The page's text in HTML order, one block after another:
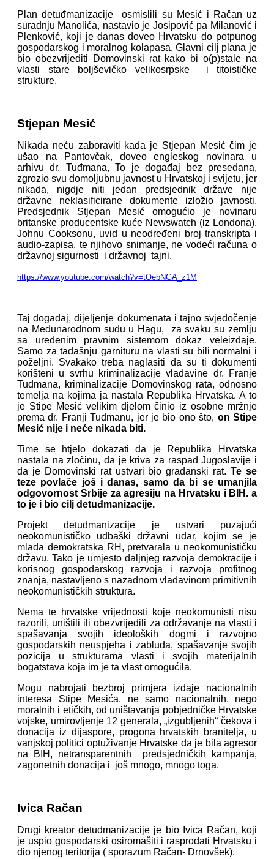
Plan detuđmanizacije osmislili su Mesić i Račan uz
suradnju Manolića, nastavio je Josipović pa Milanović i
Plenković, koji je danas doveo Hrvatsku do potpunog
gospodarskog i moralnog kolapasa. Glavni cilj plana je
bio obezvrijediti Domovinski rat kako bi o(p)stale na
vlasti stare boljševičko velikosrpske i titoističke
strukture.
Stjepan Mesić
Nikada neću zaboraviti kada je Stjepan Mesić čim je
ušao na Pantovčak, doveo engleskog novinara u
arhivu dr. Tuđmana, To je događaj bez presedana,
zgrozio svu domoljubnu javnost u Hrvatskoj i svijetu, jer
nikada, nigdje niti jedan predsjednik države nije
državne neklasificirane dokumente izložio javnosti.
Predsjednik Stjepan Mesić omogućio je novinaru
britanske producentske kuće Newswatch (iz Londona),
Johnu Cooksonu, uvid u neodređeni broj transkripta i
audio-zapisa, te njihovo snimanje, ne vodeći računa o
državnoj sigurnosti i državnoj tajni.
https://www.youtube.com/watch?v=tOebNGA_z1M
Taj događaj, dijeljenje dokumenata i tajno svjedočenje
na Međunarodnom sudu u Hagu, za svaku su zemlju
sa uređenim pravnim sistemom dokaz veleizdaje.
Samo za tadašnju garnituru na vlasti su bili normalni i
poželjni. Svakako treba naglasiti da su ti dokumenti
korišteni u svrhu kriminalizacije vladavine dr. Franje
Tuđmana, kriminalizacije Domovinskog rata, odnosno
temelja na kojima ja nastala Republika Hrvatska. A to
je Stipe Mesić velikim djelom činio iz osobne mržnje
prema dr. Franji Tuđmanu, jer je bio ono što, on Stipe
Mesić nije i neće nikada biti.
Time se htjelo dokazati da je Republika Hrvatska
nastala na zločinu, da je kriva za raspad Jugoslavije i
da je Domovinski rat ustvari bio građanski rat.Te se
teze povlače još i danas, samo da bi se umanjila
odgovornost Srbije za agresiju na Hrvatsku i BIH. a
to je i bio cilj detuđmanizacije.
Projekt detuđmanizacije je ustvari puzajući
neokomunističko udbaški državni udar, kojim se je
mlada demokratska RH, pretvarala u neokomunističku
državu. Tako je umjesto daljnjeg razvoja demokracije i
korisnog gospodarskog razvoja i razvoja profitnog
znanja, nastavljeno s nazadnom vladavinom primitivnih
neokomunističkih struktura.
Nema te hrvatske vrijednosti koje neokomunisti nisu
razorili, uništili ili obezvrijedili za održavanje na vlasti i
spašavanja svojih ideoloških dogmi i razvojno
gospodarskih neuspjeha i zabluda, spašavanje svojih
pozicija u strukturama vlasti i svojih materijalnih
bogatstava koja im je ta vlast omogućila.
Mogu nabrojati bezbroj primjera izdaje nacionalnih
interesa Stipe Mesića, ne samo nacionalnih, nego
moralnih i etičkih, od uništavanja pobjedničke Hrvatske
vojske, umirovljenje 12 generala, „izgubljenih“ čekova i
donacija iz dijaspore, progona hrvatskih branitelja, u
vanjskoj politici optuživanje Hrvatske da je bila agresor
na BIH, netransparentnih predsjedničkih kampanja,
zagonetnih donacija i još mnogo, mnogo toga.
Ivica Račan
Drugi kreator detuđmanizacije je bio Ivica Račan, koji
je uspio gospodarski osiromašiti i rasprodati Hrvatsku i
dio njenog teritorija ( sporazum Račan- Drnovšek).